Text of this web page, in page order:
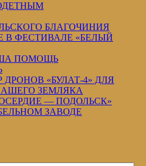
БЛАГОЧИНИЯ
В ФЕСТИВАЛЕ «БЕЛЫЙ
ПОМОЩЬ
«БУЛАТ-4» ДЛЯ
ЗЕМЛЯКА
— ПОДОЛЬСК»
ЗАВОДЕ